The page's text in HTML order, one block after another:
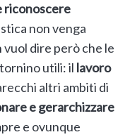
riconoscere
non venga
vuol dire però che le
utili: il lavoro
altri ambiti di
e gerarchizzare
e ovunque